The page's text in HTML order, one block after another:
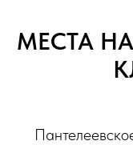
МЕСТА